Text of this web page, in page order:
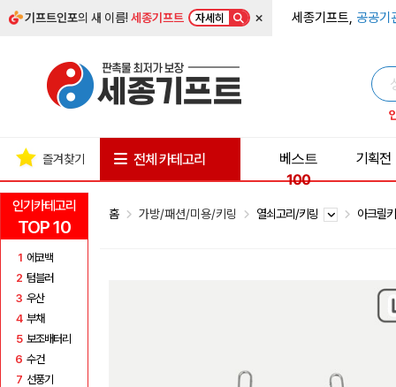
기프트인포의 새 이름!세종기프트 자세히 × 세종기프트, 공공기
인기카테고리
TOP 10
1 에코백
2 텀블러
3 우산
4 부채
5 보조배터리
6 수건
7 선풍기
즐겨찾기 전체 카테고리
베스트
100
기획전
홈 가방/패션/미용/키링 열쇠고리/키링 아크릴